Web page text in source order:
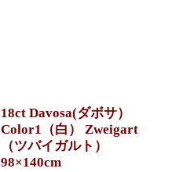
18ct Davosa(ダボサ）
Color1（白） Zweigart
（ツバイガルト）
98×140cm